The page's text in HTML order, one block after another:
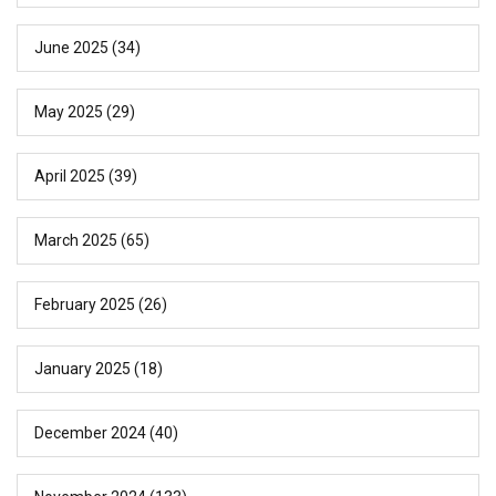
June 2025 (34)
May 2025 (29)
April 2025 (39)
March 2025 (65)
February 2025 (26)
January 2025 (18)
December 2024(40)